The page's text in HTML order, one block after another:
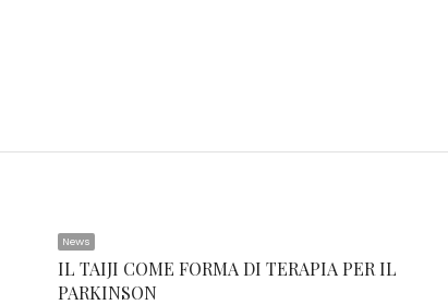
News
IL TAIJI COME FORMA DI TERAPIA PER IL
PARKINSON